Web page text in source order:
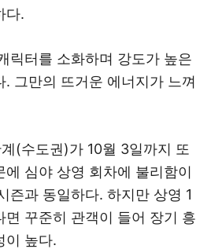
다.
릭터를 소화하며 강도가 높은
그만의 뜨거운 에너지가 느껴
(수도권)가 10월 3일까지 또
심야 상영 회차에 불리함이
즌과 동일하다. 하지만 상영 1
면 꾸준히 관객이 들어 장기 흥
이 높다.